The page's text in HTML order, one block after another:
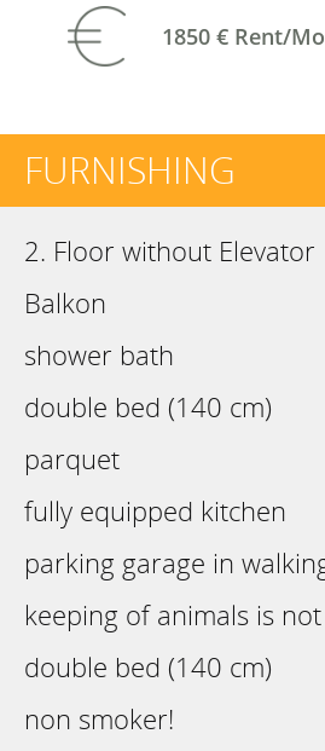
1850 € Rent/
FURNISHING
2. Floor without Elevator
Balkon
shower bath
double bed (140 cm)
parquet
fully equipped kitchen
parking garage in
keeping of animals is
double bed (140 cm)
non smoker!